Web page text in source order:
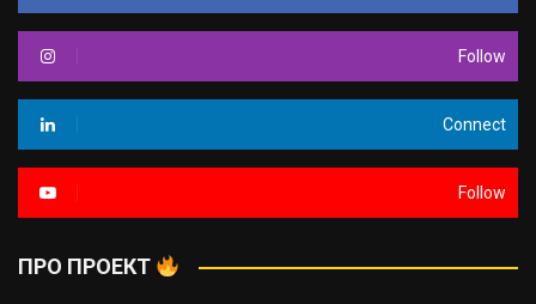
Follow
Connect
Follow
ПРО ПРОЕКТ